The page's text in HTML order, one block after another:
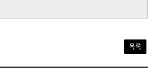
목록